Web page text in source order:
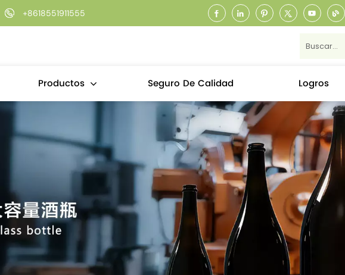
+8618551911555
Productos Seguro De Calidad Logros